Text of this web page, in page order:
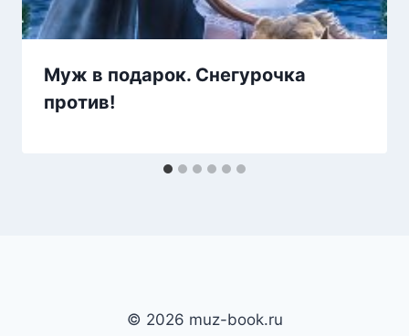
Муж в подарок. Снегурочка
против!
© 2026 muz-book.ru